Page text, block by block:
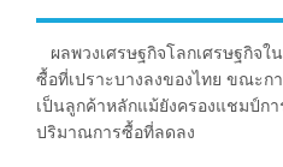
ผลพวงเศรษฐกิจโลกเศรษฐกิจใ
ซื้อที่เปราะบางลงของไทย ขณะก
เป็นลูกค้าหลักแม้ยังครองแชมป์ก
ปริมาณการซื้อที่ลดลง